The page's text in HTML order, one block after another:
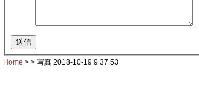
Home > > 写真 2018-10-19 9 37 53